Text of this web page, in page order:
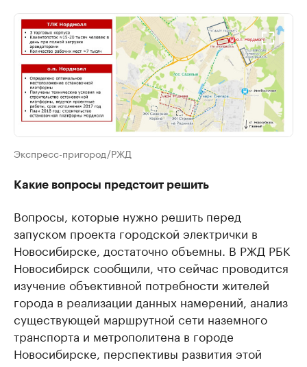
Экспресс-пригород/РЖД
Какие вопросы предстоит решить
Вопросы, которые нужно решить перед
запуском проекта городской электрички в
Новосибирске, достаточно объемны. В РЖД РБК
Новосибирск сообщили, что сейчас проводится
изучение объективной потребности жителей
города в реализации данных намерений, анализ
существующей маршрутной сети наземного
транспорта и метрополитена в городе
Новосибирске, перспективы развития этой